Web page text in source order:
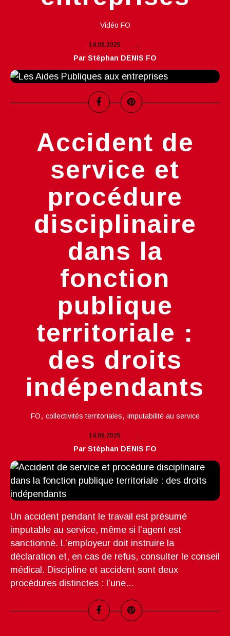
Vidéo FO
14.08.2025 …
Par Stéphan DENIS FO
Accident de
service et
procédure
disciplinaire
dans la
fonction
publique
territoriale :
des droits
indépendants
FO, collectivités territoriales, imputabilité au service
14.08.2025 …
Par Stéphan DENIS FO
Un accident pendant le travail est présumé
imputable au service, même si l’agent est
sanctionné. L’employeur doit instruire la
déclaration et, en cas de refus, consulter le conseil
médical. Discipline et accident sont deux
procédures distinctes : l’une...